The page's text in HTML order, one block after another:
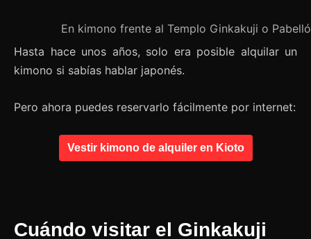
En kimono frente al Templo Ginkakuji o
Hasta hace unos años, solo era posible alquilar un
kimono si sabías hablar japonés.
Pero ahora puedes reservarlo fácilmente por internet:
Vestir kimono de alquiler en Kioto
Cuándo visitar el Ginkakuji